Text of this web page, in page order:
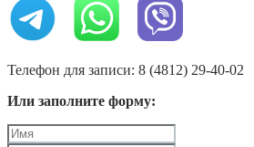
Телефон для записи: 8 (4812) 29-40-02
Или заполните форму: